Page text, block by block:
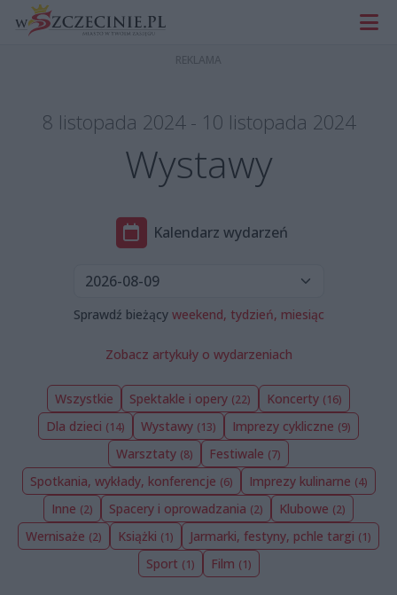
8 listopada 2024 - 10 listopada 2024
Wystawy
Kalendarz wydarzeń
Sprawdź bieżący weekend, tydzień, miesiąc
Zobacz artykuły o wydarzeniach
Wszystkie Spektakle i opery (22) Koncerty (16)
Dla dzieci (14) Wystawy (13) Imprezy cykliczne (9)
Warsztaty (8) Festiwale (7)
Spotkania, wykłady, konferencje (6) Imprezy kulinarne (4)
Inne (2) Spacery i oprowadzania (2) Klubowe (2)
Wernisaże (2) Książki (1) Jarmarki, festyny, pchle targi (1)
Sport (1) Film (1)